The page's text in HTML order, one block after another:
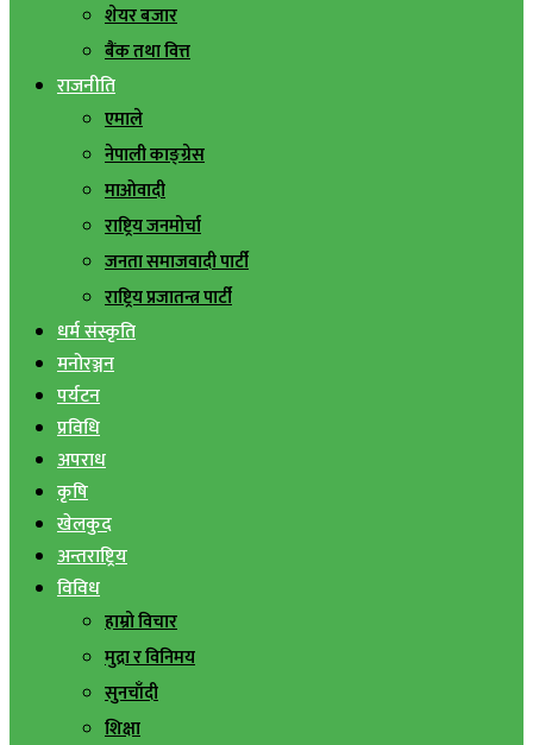
शेयर बजार
बैंक तथा वित्त
राजनीति
एमाले
नेपाली काङ्ग्रेस
माओवादी
राष्ट्रिय जनमोर्चा
जनता समाजवादी पार्टी
राष्ट्रिय प्रजातन्त्र पार्टी
धर्म संस्कृति
मनोरञ्जन
पर्यटन
प्रविधि
अपराध
कृषि
खेलकुद
अन्तराष्ट्रिय
विविध
हाम्रो विचार
मुद्रा र विनिमय
सुनचाँदी
शिक्षा